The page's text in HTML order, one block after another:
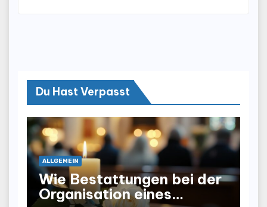
Du Hast Verpasst
ALLGEMEIN
Wie Bestattungen bei der
Organisation eines